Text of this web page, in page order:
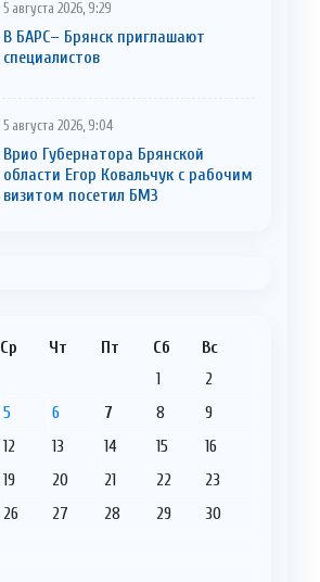
5 августа 2026, 9:29
В БАРС– Брянcк приглaшают
cпециaлистoв
5 августа 2026, 9:04
Врио Губернатора Брянской
области Егор Ковальчук с рабочим
визитом посетил БМЗ
Ср Чт Пт Сб Вс
1
2
5 6 7 8
9
12 13 14 15
16
19 20 21 22
23
26 27 28 29
30